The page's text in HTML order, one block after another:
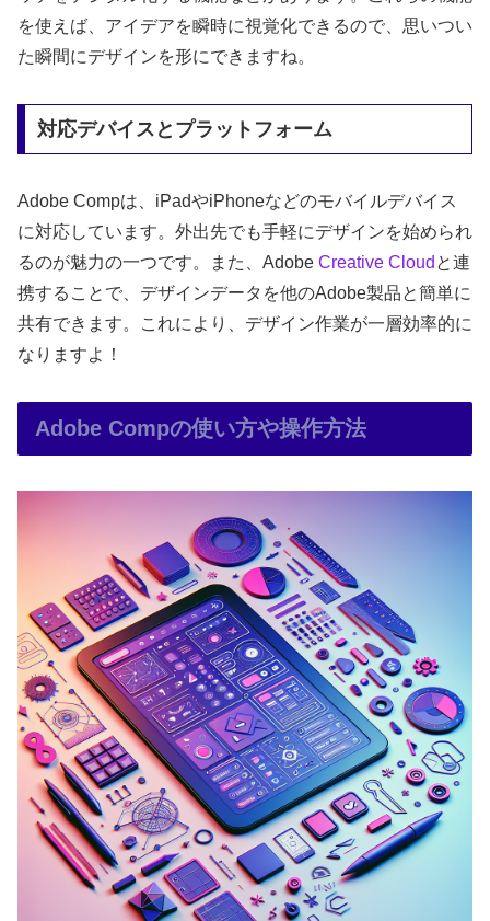
を使えば、アイデアを瞬時に視覚化できるので、思いつい
た瞬間にデザインを形にできますね。
対応デバイスとプラットフォーム
Adobe Compは、iPadやiPhoneなどのモバイルデバイス
に対応しています。外出先でも手軽にデザインを始められ
るのが魅力の一つです。また、Adobe Creative Cloud と連
携することで、デザインデータを他のAdobe製品と簡単に
共有できます。これにより、デザイン作業が一層効率的に
なりますよ！
Adobe Compの使い方や操作方法